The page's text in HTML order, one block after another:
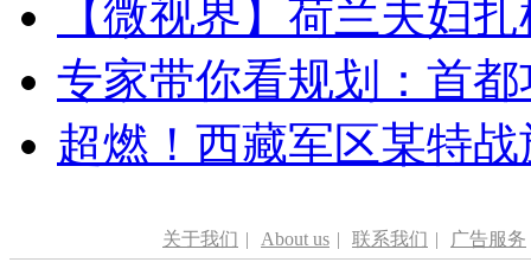
【微视界】荷兰夫妇
专家带你看规划：首
超燃！西藏军区某特
关于我们 | About us | 联系我们 | 广告服务